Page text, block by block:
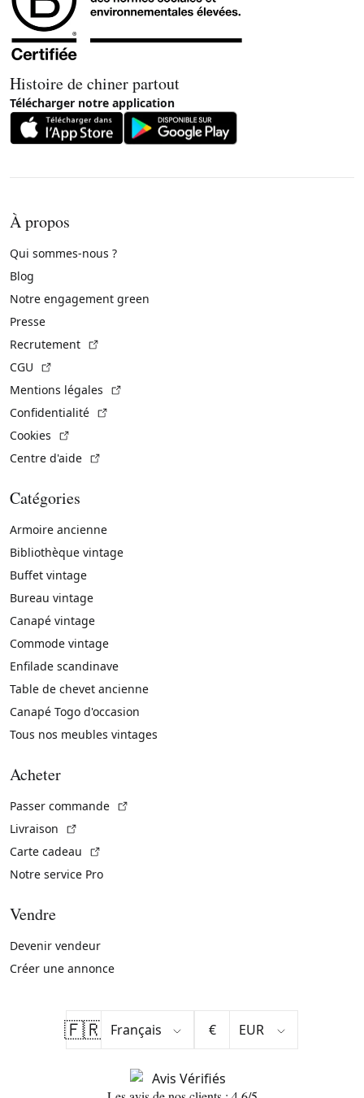
Histoire de chiner partout
Télécharger notre application
À propos
Qui sommes-nous ?
Blog
Notre engagement green
Presse
Recrutement
CGU
Mentions légales
Confidentialité
Cookies
Centre d'aide
Catégories
Armoire ancienne
Bibliothèque vintage
Buffet vintage
Bureau vintage
Canapé vintage
Commode vintage
Enfilade scandinave
Table de chevet ancienne
Canapé Togo d'occasion
Tous nos meubles vintages
Acheter
Passer commande
Livraison
Carte cadeau
Notre service Pro
Vendre
Devenir vendeur
Créer une annonce
🇫🇷 €